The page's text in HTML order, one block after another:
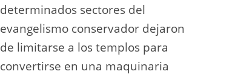
determinados sectores del
evangelismo conservador dejaron
de limitarse a los templos para
convertirse en una maquinaria